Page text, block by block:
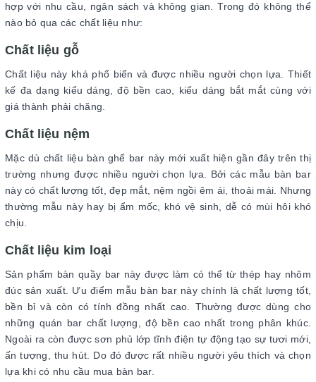
hợp với nhu cầu, ngân sách và không gian. Trong đó không thể
nào bỏ qua các chất liệu như:
Chất liệu gỗ
Chất liệu này khá phổ biến và được nhiều người chọn lựa. Thiết
kế đa dạng kiểu dáng, độ bền cao, kiểu dáng bắt mắt cùng với
giá thành phải chăng.
Chất liệu nệm
Mặc dù chất liệu bàn ghế bar này mới xuất hiện gần đây trên thị
trường nhưng được nhiều người chọn lựa. Bởi các mẫu bàn bar
này có chất lượng tốt, đẹp mắt, nệm ngồi êm ái, thoải mái. Nhưng
thường mẫu này hay bị ẩm mốc, khó vệ sinh, dễ có mùi hôi khó
chịu.
Chất liệu kim loại
Sản phẩm bàn quầy bar này được làm có thể từ thép hay nhôm
đúc sản xuất. Ưu điểm mẫu bàn bar này chính là chất lượng tốt,
bền bỉ và còn có tính đồng nhất cao. Thường được dùng cho
những quán bar chất lượng, độ bền cao nhất trong phân khúc.
Ngoài ra còn được sơn phủ lớp tĩnh điện tự động tạo sự tươi mới,
ấn tượng, thu hút. Do đó được rất nhiều người yêu thích và chọn
lựa khi có nhu cầu mua bàn bar.